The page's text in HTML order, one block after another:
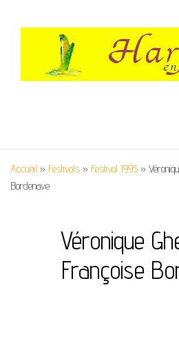
Accueil » Festivals » Festival 1995 »
Bordenave
Véronique
Françoise